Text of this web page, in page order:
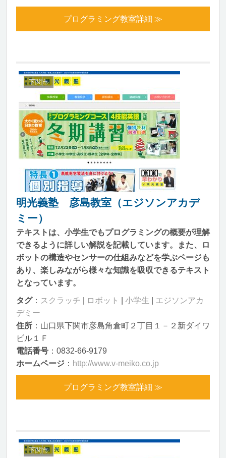
プログラミング教室詳細 ≫
下関市
明光義塾 彦島教室（エジソンアカデ
ミー）
テキストは、小学生でもプログラミングの概要が理解
できるように詳しい解説を記載しています。また、ロ
ボットの構造やセンサーの仕組みなどを学ぶページも
あり、楽しみながら様々な知識を吸収できるテキスト
となっています。
タグ： スクラッチ ロボット 小学生
エジソンアカ
デミー
住所 ：山口県下関市彦島角倉町２丁目１－２新ダイワ
ビル１Ｆ
電話番号 ：0832-66-9179
ホームページ ： http://www.v-meiko.co.jp
プログラミング教室詳細 ≫
下関市